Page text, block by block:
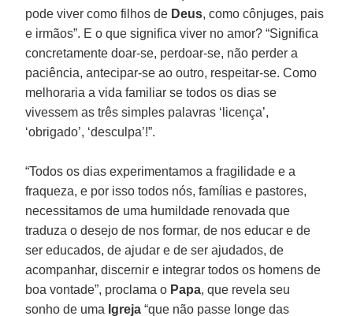
pode viver como filhos de Deus, como cônjuges, pais
e irmãos”. E o que significa viver no amor? “Significa
concretamente doar-se, perdoar-se, não perder a
paciência, antecipar-se ao outro, respeitar-se. Como
melhoraria a vida familiar se todos os dias se
vivessem as três simples palavras ‘licença’,
‘obrigado’, ‘desculpa’!”.
“Todos os dias experimentamos a fragilidade e a
fraqueza, e por isso todos nós, famílias e pastores,
necessitamos de uma humildade renovada que
traduza o desejo de nos formar, de nos educar e de
ser educados, de ajudar e de ser ajudados, de
acompanhar, discernir e integrar todos os homens de
boa vontade”, proclama o Papa, que revela seu
sonho de uma Igreja “que não passe longe das